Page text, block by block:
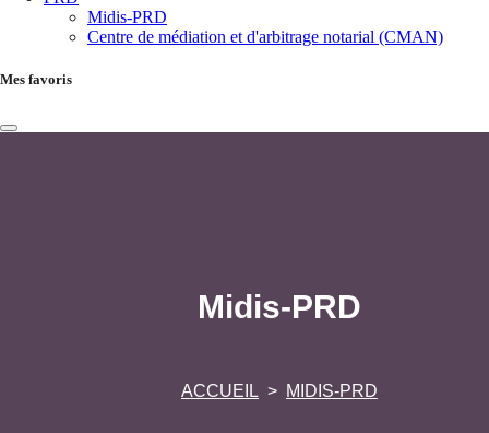
Midis-PRD
Centre de médiation et d'arbitrage notarial (CMAN)
Mes favoris
Midis-PRD
ACCUEIL MIDIS-PRD